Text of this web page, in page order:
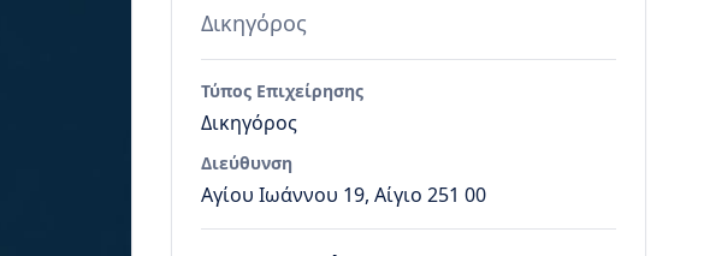
Δικηγόρος
Τύπος Επιχείρησης
Δικηγόρος
Διεύθυνση
Αγίου Ιωάννου 19, Αίγιο 251 00